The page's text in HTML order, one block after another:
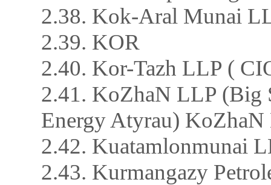
2.38. Kok-Aral Munai
2.39. KOR
2.40. Kor-Tazh LLP (
2.41. KoZhaN LLP (Big
Energy Atyrau)
2.42. Kuatamlonmunai
2.43. Kurmangazy